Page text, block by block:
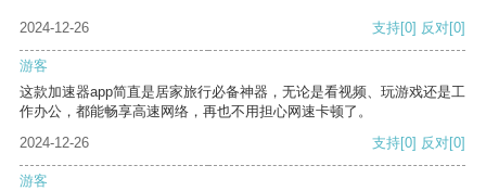
2024-12-26 支持[0] 反对[0]
游客
这款加速器app简直是居家旅行必备神器，无论是看视频、玩游戏还是工
作办公，都能畅享高速网络，再也不用担心网速卡顿了。
2024-12-26
支持[0] 反对[0]
游客